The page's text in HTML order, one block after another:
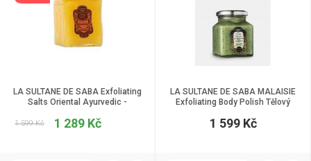
LA SULTANE DE SABA Exfoliating
Salts Oriental Ayurvedic -
1 599 Kč 1 289 Kč
LA SULTANE DE SABA MALAISIE
Exfoliating Body Polish Tělový
300 g
1 599 Kč